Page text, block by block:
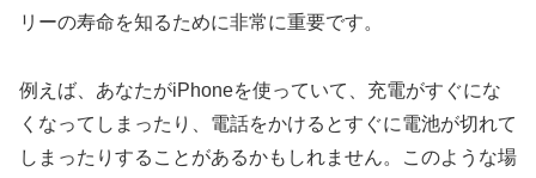
リーの寿命を知るために非常に重要です。
例えば、あなたがiPhoneを使っていて、充電がすぐにな
くなってしまったり、電話をかけるとすぐに電池が切れて
しまったりすることがあるかもしれません。このような場